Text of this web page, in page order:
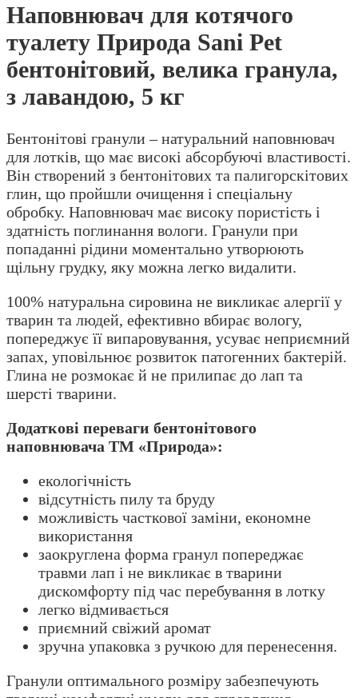
Наповнювач для котячого
туалету Природа Sani Pet
бентонітовий, велика гранула,
з лавандою, 5 кг
Бентонітові гранули – натуральний наповнювач
для лотків, що має високі абсорбуючі властивості.
Він створений з бентонітових та палигорскітових
глин, що пройшли очищення і спеціальну
обробку. Наповнювач має високу пористість і
здатність поглинання вологи. Гранули при
попаданні рідини моментально утворюють
щільну грудку, яку можна легко видалити.
100% натуральна сировина не викликає алергії у
тварин та людей, ефективно вбирає вологу,
попереджує її випаровування, усуває неприємний
запах, уповільнює розвиток патогенних бактерій.
Глина не розмокає й не прилипає до лап та
шерсті тварини.
Додаткові переваги бентонітового
наповнювача ТМ «Природа»:
екологічність
відсутність пилу та бруду
можливість часткової заміни, економне
використання
заокруглена форма гранул попереджає
травми лап і не викликає в тварини
дискомфорту під час перебування в лотку
легко відмивається
приємний свіжий аромат
зручна упаковка з ручкою для перенесення.
Гранули оптимального розміру забезпечують